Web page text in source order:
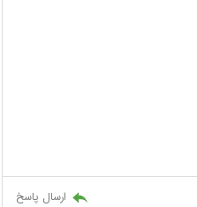
ارسال پاسخ